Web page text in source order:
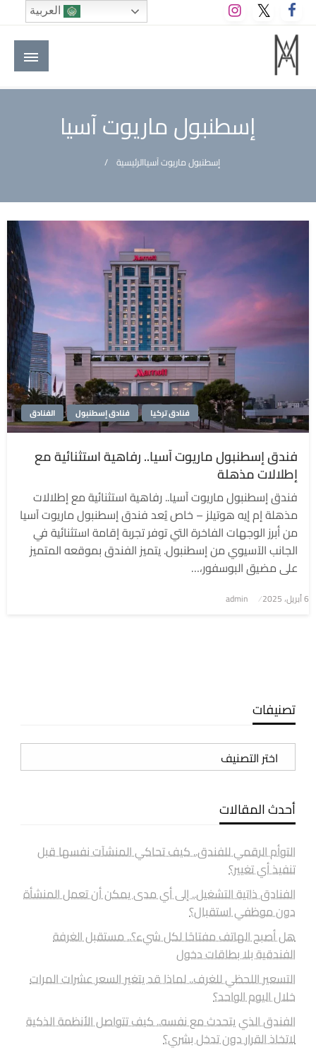
التخطي
إلى
المحتوى
M A hotels | إم ايه هوتيلز
الموقع الأول للعاملين في الفنادق في العالم العربي
إسطنبول ماريوت آسيا
الرئيسيةإسطنبول ماريوت آسيا
الفنادق فنادق إسطنبول فنادق تركيا
فندق إسطنبول ماريوت آسيا.. رفاهية استثنائية مع
إطلالات مذهلة
فندق إسطنبول ماريوت آسيا.. رفاهية استثنائية مع إطلالات
مذهلة إم إيه هوتيلز – خاص يُعد فندق إسطنبول ماريوت آسيا
من أبرز الوجهات الفاخرة التي توفر تجربة إقامة استثنائية في
الجانب الآسيوي من إسطنبول. يتميز الفندق بموقعه المتميز
على مضيق البوسفور،…
نُشر
6 أبريل، 2025 admin
تصنيفات
تصنيفات
أحدث المقالات
التوأم الرقمي للفندق.. كيف تحاكي المنشآت نفسها قبل
تنفيذ أي تغيير؟
الفنادق ذاتية التشغيل.. إلى أي مدى يمكن أن تعمل المنشأة
دون موظفي استقبال؟
هل أصبح الهاتف مفتاحًا لكل شيء؟.. مستقبل الغرفة
الفندقية بلا بطاقات دخول
التسعير اللحظي للغرف.. لماذا قد يتغير السعر عشرات المرات
خلال اليوم الواحد؟
الفندق الذي يتحدث مع نفسه.. كيف تتواصل الأنظمة الذكية
لاتخاذ القرار دون تدخل بشري؟
العربية